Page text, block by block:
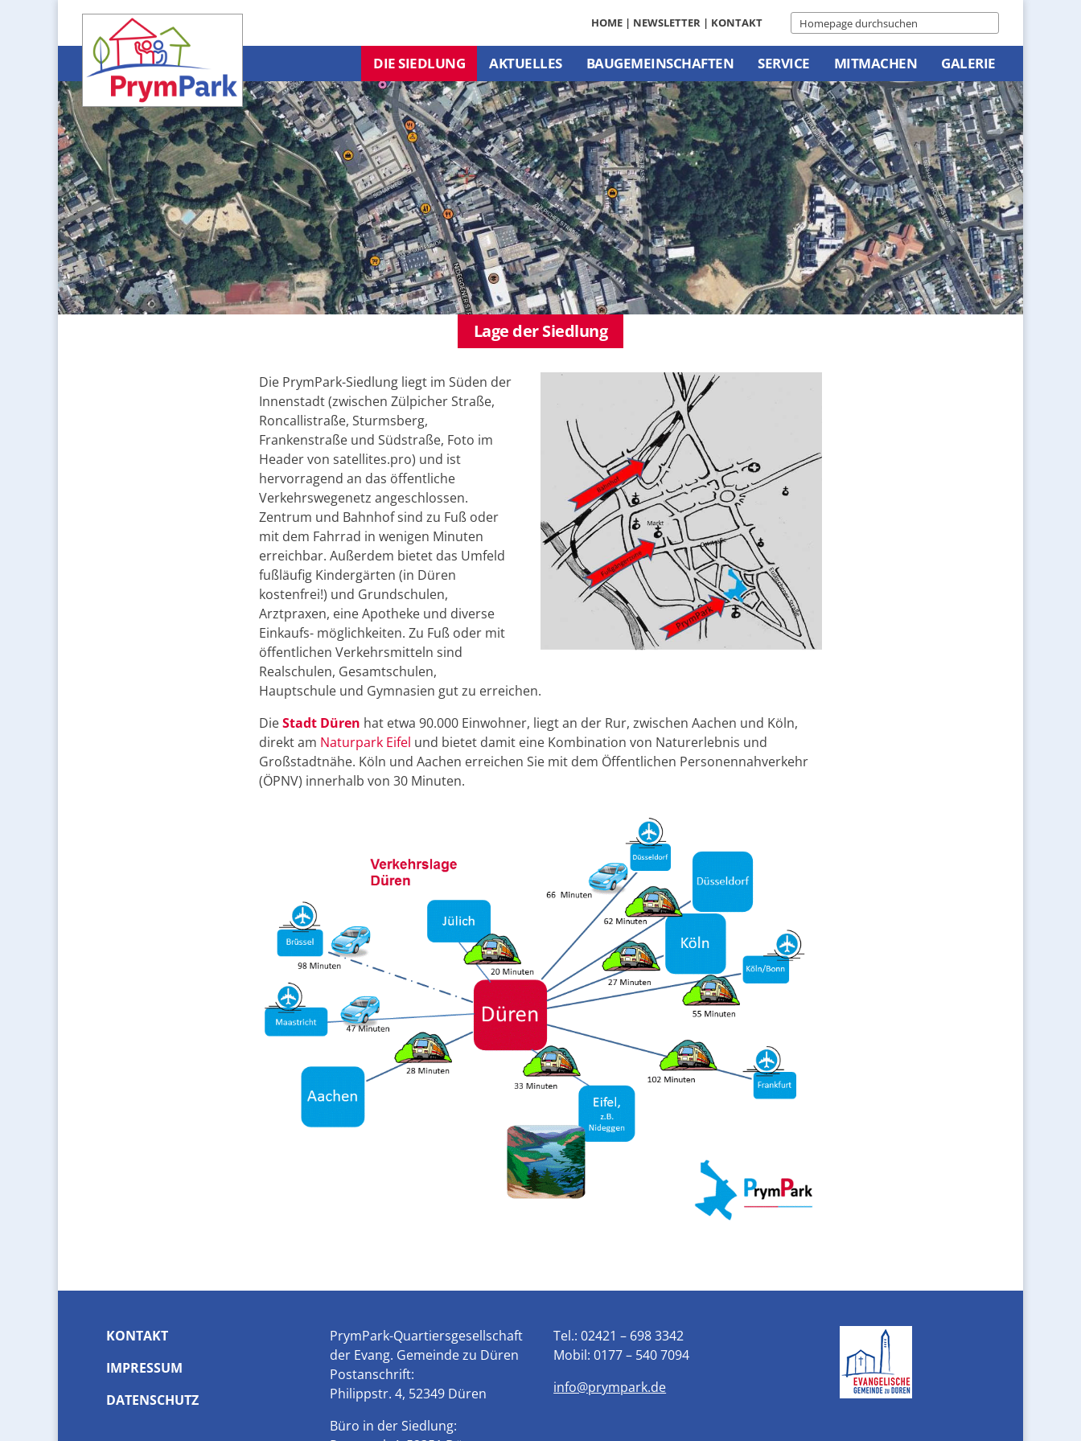
HOME | NEWSLETTER | KONTAKT
DIE SIEDLUNG AKTUELLES BAUGEMEINSCHAFTEN SERVICE MITMACHEN GALERIE
Lage der Siedlung
Die PrymPark-Siedlung liegt im Süden der
Innenstadt (zwischen Zülpicher Straße,
Roncallistraße, Sturmsberg,
Frankenstraße und Südstraße, Foto im
Header von satellites.pro) und ist
hervorragend an das öffentliche
Verkehrswegenetz angeschlossen.
Zentrum und Bahnhof sind zu Fuß oder
mit dem Fahrrad in wenigen Minuten
erreichbar. Außerdem bietet das Umfeld
fußläufig Kindergärten (in Düren
kostenfrei!) und Grundschulen,
Arztpraxen, eine Apotheke und diverse
Einkaufs- möglichkeiten. Zu Fuß oder mit
öffentlichen Verkehrsmitteln sind
Realschulen, Gesamtschulen,
Hauptschule und Gymnasien gut zu erreichen.
DieStadt Düren hat etwa 90.000 Einwohner, liegt an der Rur, zwischen Aachen und Köln,
direkt am Naturpark Eifel und bietet damit eine Kombination von Naturerlebnis und
Großstadtnähe. Köln und Aachen erreichen Sie mit dem Öffentlichen Personennahverkehr
(ÖPNV) innerhalb von 30 Minuten.
KONTAKT
IMPRESSUM
DATENSCHUTZ
PrymPark-Quartiersgesellschaft
der Evang. Gemeinde zu Düren
Postanschrift:
Philippstr. 4, 52349 Düren
Büro in der Siedlung:
Tel.: 02421 – 698 3342
Mobil: 0177 – 540 7094
info@prympark.de